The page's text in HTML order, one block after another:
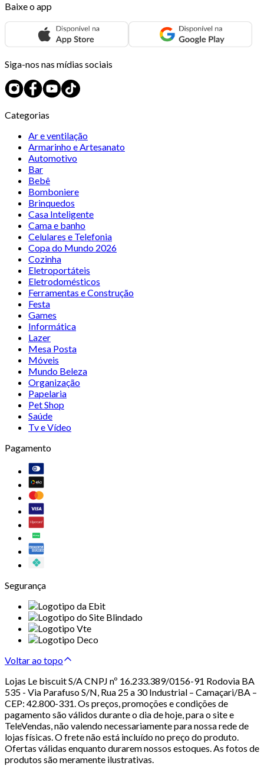
Baixe o app
Siga-nos nas mídias sociais
Categorias
Ar e ventilação
Armarinho e Artesanato
Automotivo
Bar
Bebê
Bomboniere
Brinquedos
Casa Inteligente
Cama e banho
Celulares e Telefonia
Copa do Mundo 2026
Cozinha
Eletroportáteis
Eletrodomésticos
Ferramentas e Construção
Festa
Games
Informática
Lazer
Mesa Posta
Móveis
Mundo Beleza
Organização
Papelaria
Pet Shop
Saúde
Tv e Vídeo
Pagamento
Segurança
Voltar ao topo
Lojas Le biscuit S/A CNPJ nº 16.233.389/0156-91 Rodovia BA
535 - Via Parafuso S/N, Rua 25 a 30 Industrial – Camaçari/BA –
CEP: 42.800-331. Os preços, promoções e condições de
pagamento são válidos durante o dia de hoje, para o site e
TeleVendas, não valendo necessariamente para nossa rede de
lojas físicas. O frete não está incluído no preço do produto.
Ofertas válidas enquanto durarem nossos estoques. As fotos de
produtos são meramente ilustrativas.